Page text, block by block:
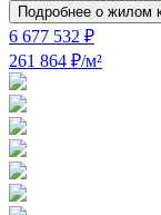
Подробнее о жилом
6 677 532 ₽
261 864 ₽/м²